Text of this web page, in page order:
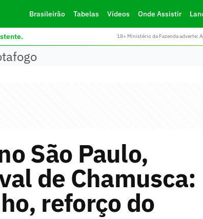
Brasileirão Tabelas Vídeos Onde Assistir
18+ Ministério da Fazenda adverte:
São Paulo,
de Chamusca:
reforço do